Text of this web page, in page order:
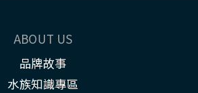
ABOUT US
品牌故事
水族知識專區